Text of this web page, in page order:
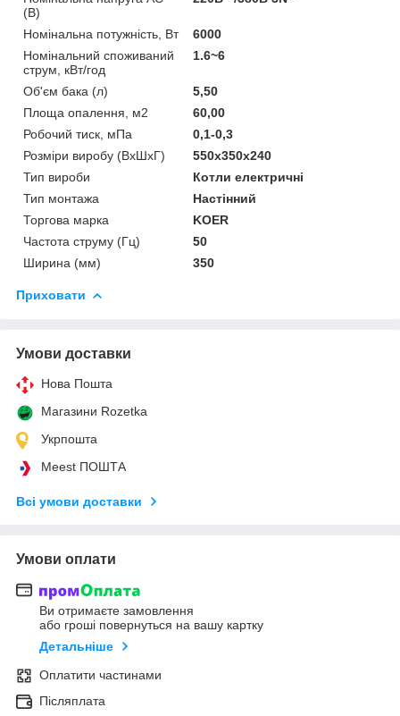
(В)
Номінальна потужність, Вт
6000
Номінальний споживаний
струм, кВт/год
1.6~6
Об'єм бака (л)
5,50
Площа опалення, м2
60,00
Робочий тиск, мПа
0,1-0,3
Розміри виробу (ВхШхГ)
550х350х240
Тип вироби
Котли електричні
Тип монтажа
Настінний
Торгова марка
KOER
Частота струму (Гц)
50
Ширина (мм)
350
Приховати
Умови доставки
Нова Пошта
Магазини Rozetka
Укрпошта
Meest ПОШТА
Всі умови доставки
Умови оплати
Ви отримаєте замовлення
або гроші повернуться на вашу картку
Детальніше
Оплатити частинами
Післяплата